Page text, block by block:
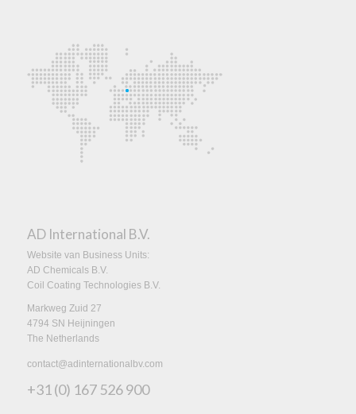
AD International B.V.
Website van Business Units:
AD Chemicals B.V.
Coil Coating Technologies B.V.
Markweg Zuid 27
4794 SN Heijningen
The Netherlands
contact@adinternationalbv.com
+31 (0) 167 526 900